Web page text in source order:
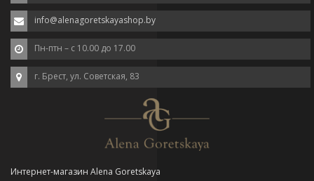
info@alenagoretskayashop.by
Пн-птн – с 10.00 до 17.00
г. Брест, ул. Советская, 83
Интернет-магазин Alena Goretskaya